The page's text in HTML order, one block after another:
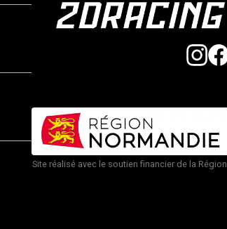
Site réalisé avec le soutien financier de la Région.